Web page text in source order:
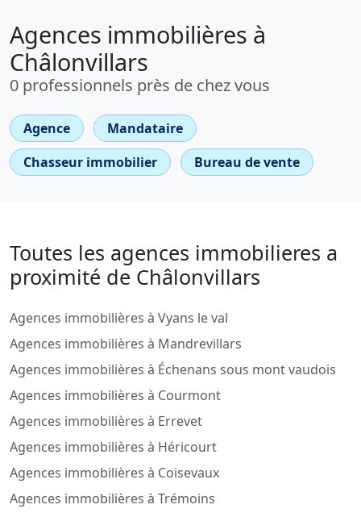
Agences immobilières à
Châlonvillars
0 professionnels près de chez vous
Agence
Mandataire
Chasseur immobilier
Bureau de vente
Toutes les agences immobilieres a
proximité de Châlonvillars
Agences immobilières à Vyans le val
Agences immobilières à Mandrevillars
Agences immobilières à Échenans sous mont vaudois
Agences immobilières à Courmont
Agences immobilières à Errevet
Agences immobilières à Héricourt
Agences immobilières à Coisevaux
Agences immobilières à Trémoins